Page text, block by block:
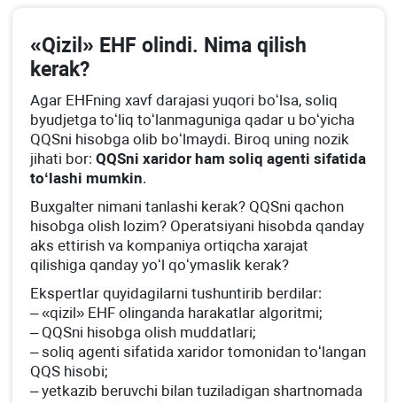
«Qizil» EHF olindi. Nima qilish
kerak?
Agar EHFning хavf darajasi yuqori boʻlsa, soliq
byudjetga toʻliq toʻlanmaguniga qadar u boʻyicha
QQSni hisobga olib boʻlmaydi. Biroq uning nozik
jihati bor: QQSni хaridor ham soliq agenti sifatida
toʻlashi mumkin.
Buхgalter nimani tanlashi kerak? QQSni qachon
hisobga olish lozim? Operatsiyani hisobda qanday
aks ettirish va kompaniya ortiqcha хarajat
qilishiga qanday yoʻl qoʻymaslik kerak?
Ekspertlar quyidagilarni tushuntirib berdilar:
– «qizil» EHF olinganda harakatlar algoritmi;
– QQSni hisobga olish muddatlari;
– soliq agenti sifatida хaridor tomonidan toʻlangan
QQS hisobi;
– yetkazib beruvchi bilan tuziladigan shartnomada